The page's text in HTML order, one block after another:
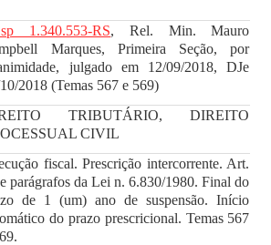
1.340.553-RS, Rel. Min. Mauro
Marques, Primeira Seção, por
julgado em 12/09/2018, DJe
2018 (Temas 567 e 569)
TRIBUTÁRIO, DIREITO
CIVIL
fiscal. Prescrição intercorrente. Art.
parágrafos da Lei n. 6.830/1980. Final do
de 1 (um) ano de suspensão. Início
do prazo prescricional. Temas 567